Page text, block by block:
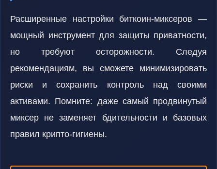
Расширенные настройки биткоин-миксеров —
мощный инструмент для защиты приватности,
но требуют осторожности. Следуя
рекомендациям, вы сможете минимизировать
риски и сохранить контроль над своими
активами. Помните: даже самый продвинутый
миксер не заменяет бдительности и базовых
правил крипто-гигиены.